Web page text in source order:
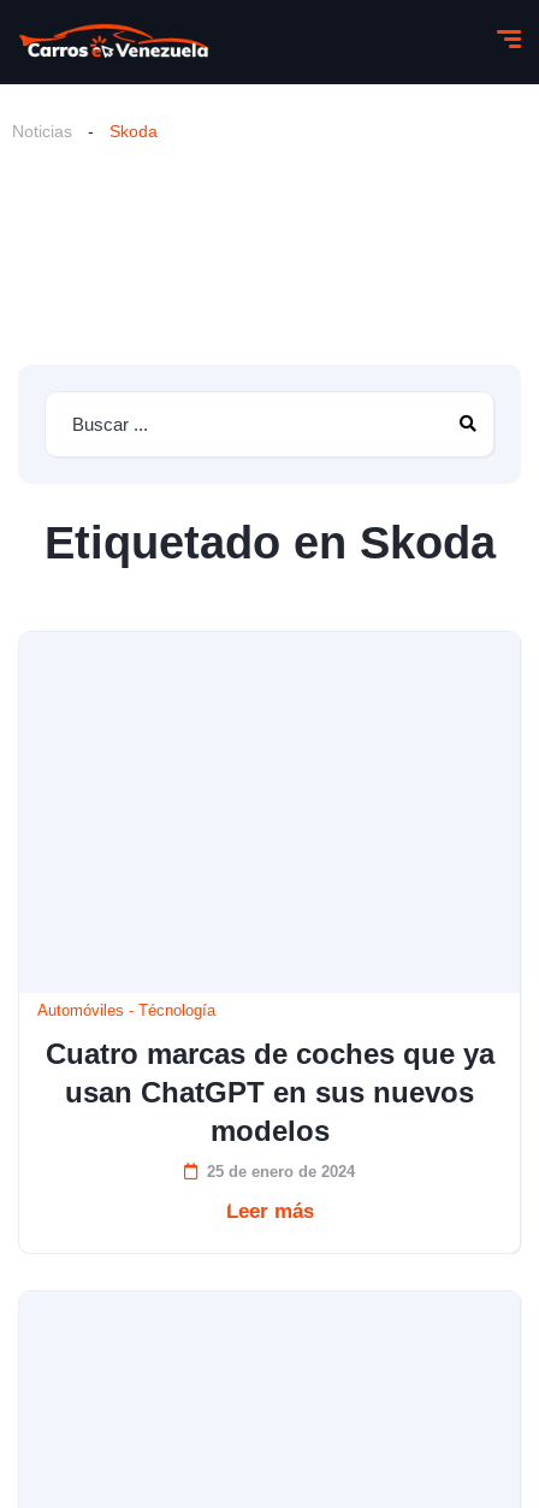
Noticias - Skoda
Etiquetado en Skoda
Automóviles - Técnología
Cuatro marcas de coches que ya
usan ChatGPT en sus nuevos
modelos
25 de enero de 2024
Leer más